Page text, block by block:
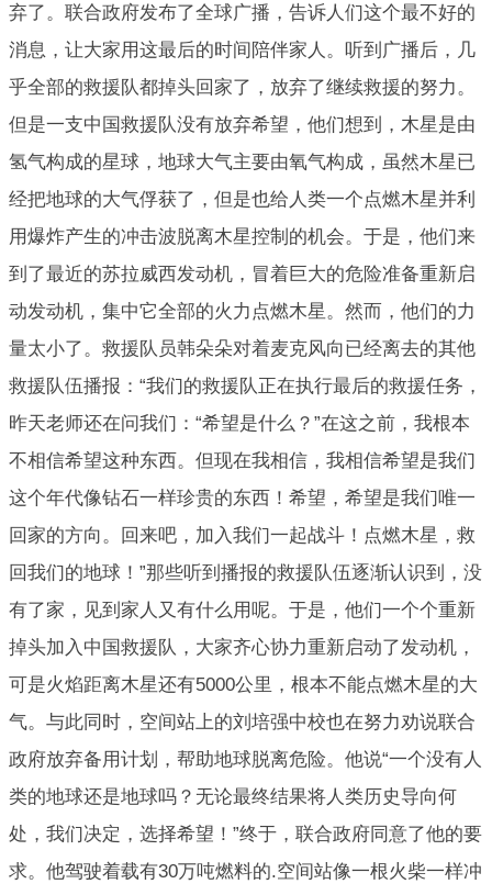
弃了。联合政府发布了全球广播，告诉人们这个最不好的
消息，让大家用这最后的时间陪伴家人。听到广播后，几
乎全部的救援队都掉头回家了，放弃了继续救援的努力。
但是一支中国救援队没有放弃希望，他们想到，木星是由
氢气构成的星球，地球大气主要由氧气构成，虽然木星已
经把地球的大气俘获了，但是也给人类一个点燃木星并利
用爆炸产生的冲击波脱离木星控制的机会。于是，他们来
到了最近的苏拉威西发动机，冒着巨大的危险准备重新启
动发动机，集中它全部的火力点燃木星。然而，他们的力
量太小了。救援队员韩朵朵对着麦克风向已经离去的其他
救援队伍播报：“我们的救援队正在执行最后的救援任务，
昨天老师还在问我们：“希望是什么？”在这之前，我根本
不相信希望这种东西。但现在我相信，我相信希望是我们
这个年代像钻石一样珍贵的东西！希望，希望是我们唯一
回家的方向。回来吧，加入我们一起战斗！点燃木星，救
回我们的地球！”那些听到播报的救援队伍逐渐认识到，没
有了家，见到家人又有什么用呢。于是，他们一个个重新
掉头加入中国救援队，大家齐心协力重新启动了发动机，
可是火焰距离木星还有5000公里，根本不能点燃木星的大
气。与此同时，空间站上的刘培强中校也在努力劝说联合
政府放弃备用计划，帮助地球脱离危险。他说“一个没有人
类的地球还是地球吗？无论最终结果将人类历史导向何
处，我们决定，选择希望！”终于，联合政府同意了他的要
求。他驾驶着载有30万吨燃料的.空间站像一根火柴一样冲